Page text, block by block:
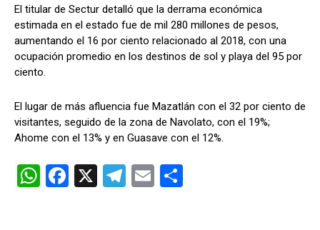
El titular de Sectur detalló que la derrama económica
estimada en el estado fue de mil 280 millones de pesos,
aumentando el 16 por ciento relacionado al 2018, con una
ocupación promedio en los destinos de sol y playa del 95 por
ciento.
El lugar de más afluencia fue Mazatlán con el 32 por ciento de
visitantes, seguido de la zona de Navolato, con el 19%;
Ahome con el 13% y en Guasave con el 12%.
W F
X
T
E